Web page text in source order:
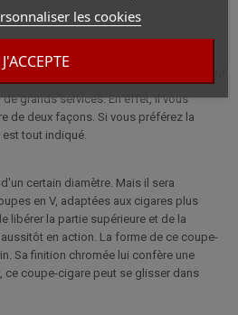
les cookies
J'ACCEPTE
Cigare Colibri 2 Coupes Chromé
grands services. En effet, il vous
de deux façons. Si vous préférez la
tout indiqué.
certain diamètre. Mais il sera
en V, adaptées aux cigares plus
libérer la partie supérieure et de la
en action. La forme de ce coupe-
Sa finition chromée lui confère une
ce coupe-cigare peut se glisser dans